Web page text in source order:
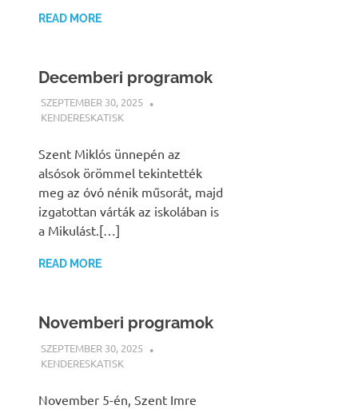
READ MORE
Decemberi programok
SZEPTEMBER 30, 2025
KENDERESKATISKHÍREK
Szent Miklós ünnepén az
alsósok örömmel tekintették
meg az óvó nénik műsorát, majd
izgatottan várták az iskolában is
a Mikulást.[…]
READ MORE
Novemberi programok
SZEPTEMBER 30, 2025
KENDERESKATISKHÍREK
November 5-én, Szent Imre